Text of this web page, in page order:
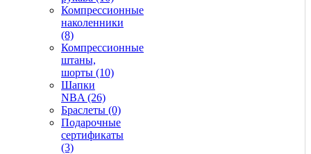
Компрессионные
наколенники
(8)
Компрессионные
штаны,
шорты (10)
Шапки
NBA (26)
Браслеты (0)
Подарочные
сертификаты
(3)